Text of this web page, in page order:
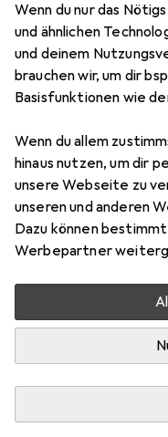
Wenn du nur das
und ähnlichen
und deinem
brauchen wir, um dir
Basisfunktionen wie
Wenn du allem
hinaus nutzen, um dir
unsere Webseite zu
unseren und anderen
Dazu können
Werbepartner
Zubehör für
2800 mm,
weiss / Buche
Hier findest du
mm, Tiefe 800 / 1660
Kategorien
Beliebt